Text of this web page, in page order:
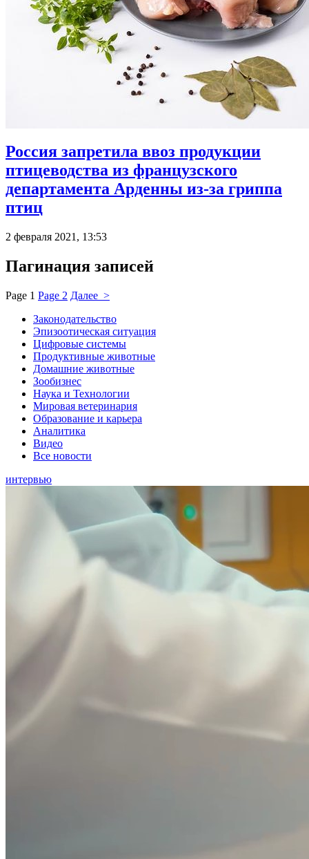
Россия запретила ввоз продукции
птицеводства из французского
департамента Арденны из-за гриппа
птиц
2 февраля 2021, 13:53
Пагинация записей
Page 1 Page 2 Далее >
Законодательство
Эпизоотическая ситуация
Цифровые системы
Продуктивные животные
Домашние животные
Зообизнес
Наука и Технологии
Мировая ветеринария
Образование и карьера
Аналитика
Видео
Все новости
интервью